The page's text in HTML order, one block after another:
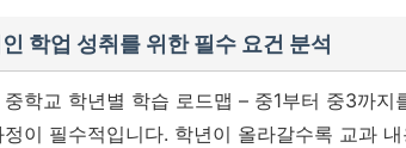
학업 성취를 위한 필수 요건 분석
중학교 학년별 학습 로드맵 – 중1부터 중3까
정이 필수적입니다. 학년이 올라갈수록 교과